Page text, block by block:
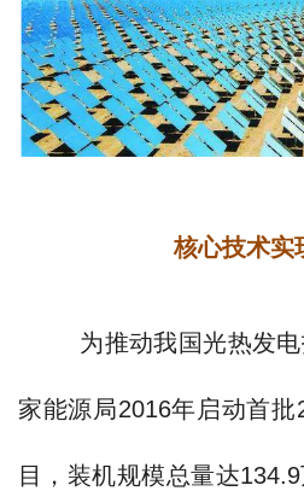
核心技术实
为推动我国光热发电
家能源局2016年启动首
目，装机规模总量达